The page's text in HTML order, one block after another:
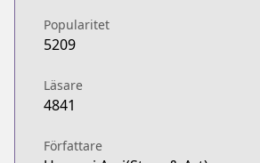
Popularitet
5209
Läsare
4841
Författare